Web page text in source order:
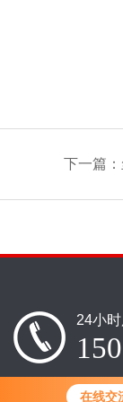
在线交
下一篇：
24小